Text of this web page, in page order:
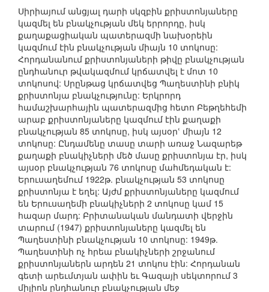
Սիրիայում անցյալ դարի սկզբին քրիստոնյաները
կազմել են բնակչության մեկ երրորդը, իսկ
քաղաքացիական պատերազմի նախօրեին
կազմում էին բնակչության միայն 10 տոկոսը:
Հորդանանում քրիստոնյաների թիվը բնակչության
ընդհանուր թվակազմում կրճատվել է մոտ 10
տոկոսով: Սրընթաց կրճատվեց Պաղեստինի բնիկ
քրիստոնյա բնակչությունը: Երկրորդ
համաշխարհային պատերազմից հետո Բեթղեհեմի
արաբ քրիստոնյաները կազմում էին քաղաքի
բնակչության 85 տոկոսը, իսկ այսօրՙ միայն 12
տոկոսը: Ընդամենը տասը տարի առաջ Նազարեթ
քաղաքի բնակիչների մեծ մասը քրիստոնյա էր, իսկ
այսօր բնակչության 76 տոկոսը մահմեդական է:
Երուսաղեմում 1922թ. բնակչության 53 տոկոսը
քրիստոնյա է եղել: Այժմ քրիստոնյաները կազմում
են Երուսաղեմի բնակիչների 2 տոկոսը կամ 15
հազար մարդ: Բրիտանական մանդատի վերջին
տարում (1947) քրիստոնյաները կազմել են
Պաղեստինի բնակչության 10 տոկոսը: 1949թ.
Պաղեստինի ոչ հրեա բնակիչների շրջանում
քրիստոնյաներն արդեն 21 տոկոս էին: Հորդանան
գետի արեւմտյան ափին եւ Գազայի սեկտորում 3
միլիոն ընդհանուր բնակչության մեջ